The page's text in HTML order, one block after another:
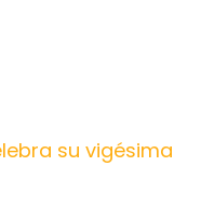
su vigésima